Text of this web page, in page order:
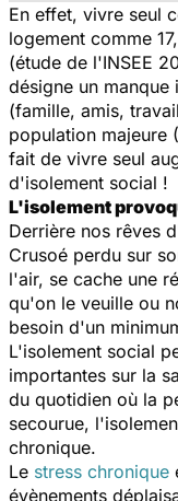
En effet, vivre seul
logement comme
(étude de l'INSEE
désigne un
(famille, amis,
population majeure
fait de vivre seul
d'isolement social !
L'isolement
Derrière nos rêves
Crusoé perdu sur
l'air, se cache une
qu'on le veuille ou
besoin d'un
L'isolement social
importantes sur la
du quotidien où la
secourue,
chronique.
Le stress chronique
évènements